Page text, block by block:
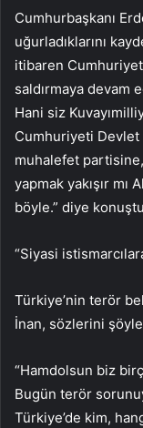
Cumhurbaşkanı
uğurladıklarını
itibaren
saldırmaya devam
Hani siz
Cumhuriyeti Devlet
muhalefet
yapmak yakışır mı
böyle.” diye
“Siyasi
Türkiye’nin terör
İnan, sözlerini
“Hamdolsun biz
Bugün terör
Türkiye’de kim,